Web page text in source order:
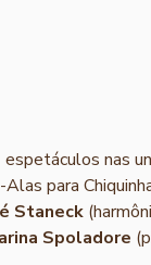
nas
para
Staneck
Spoladore